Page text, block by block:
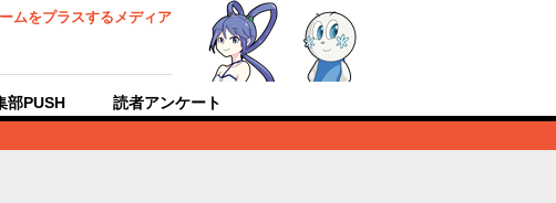
ムをプラスするメディア
部PUSH 読者アンケート